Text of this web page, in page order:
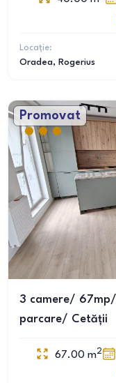
Locație:
Oradea, Rogerius
Promovat
3 camere/
parcare/ Cetății
67.00 m2